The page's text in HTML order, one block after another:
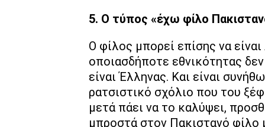
5. Ο τύπος «έχω φίλο
Ο φίλος μπορεί επίσης να
οποιασδήποτε εθνικότητας
είναι Έλληνας. Και είναι
ρατσιστικό σχόλιο που του
μετά πάει να το καλύψει,
μπροστά στον Πακιστανό φίλο